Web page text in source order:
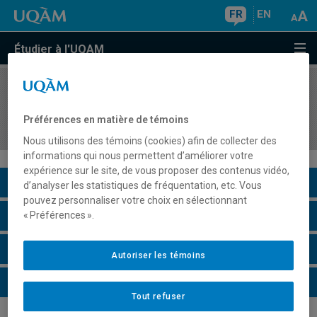
FR EN
Étudier à l'UQAM
COURS//
économiques
Description du cours
Horaire - Été 2026
Horaire - Automne 2026
Horaire - Hiver 2027
Préférences en matière de témoins
Nous utilisons des témoins (cookies) afin de collecter des
informations qui nous permettent d’améliorer votre
expérience sur le site, de vous proposer des contenus vidéo,
d’analyser les statistiques de fréquentation, etc. Vous
pouvez personnaliser votre choix en sélectionnant
« Préférences ».
Tout refuser
Autoriser les témoins